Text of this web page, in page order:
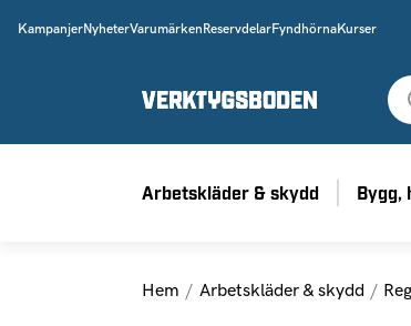
KampanjerNyheterVarumärken ReservdelarFyndhörnaKurser
Arbetskläder & skydd Bygg,
Hem Arbetskläder & skydd